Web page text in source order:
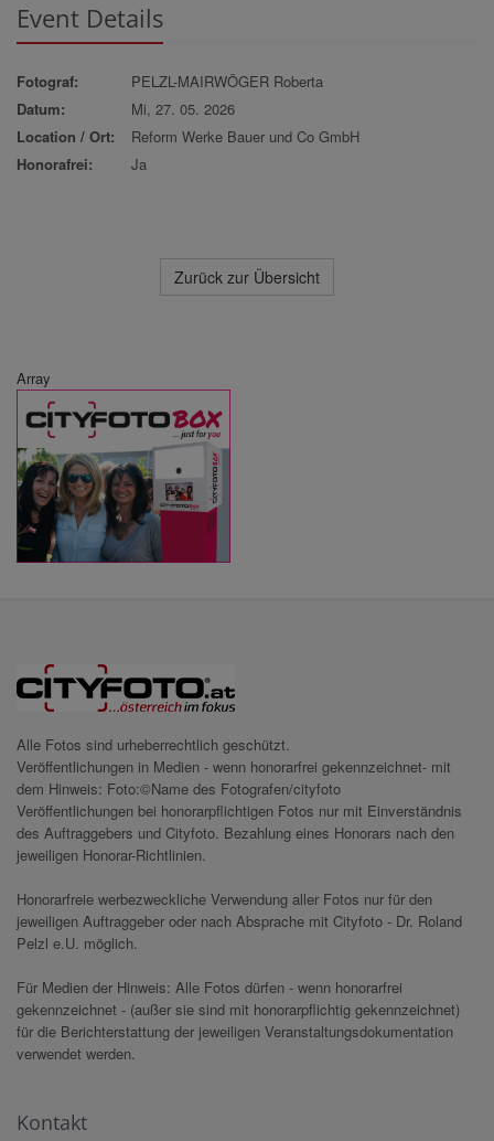
Event Details
Fotograf:
PELZL-MAIRWÖGER Roberta
Datum:
Mi, 27. 05. 2026
Location / Ort:
Reform Werke Bauer und Co GmbH
Honorafrei:
Ja
Zurück zur Übersicht
Array
Alle Fotos sind urheberrechtlich geschützt.
Veröffentlichungen in Medien - wenn honorarfrei gekennzeichnet- mit
dem Hinweis: Foto:©Name des Fotografen/cityfoto
Veröffentlichungen bei honorarpflichtigen Fotos nur mit Einverständnis
des Auftraggebers und Cityfoto. Bezahlung eines Honorars nach den
jeweiligen Honorar-Richtlinien.
Honorarfreie werbezweckliche Verwendung aller Fotos nur für den
jeweiligen Auftraggeber oder nach Absprache mit Cityfoto - Dr. Roland
Pelzl e.U. möglich.
Für Medien der Hinweis: Alle Fotos dürfen - wenn honorarfrei
gekennzeichnet - (außer sie sind mit honorarpflichtig gekennzeichnet)
für die Berichterstattung der jeweiligen Veranstaltungsdokumentation
verwendet werden.
Kontakt